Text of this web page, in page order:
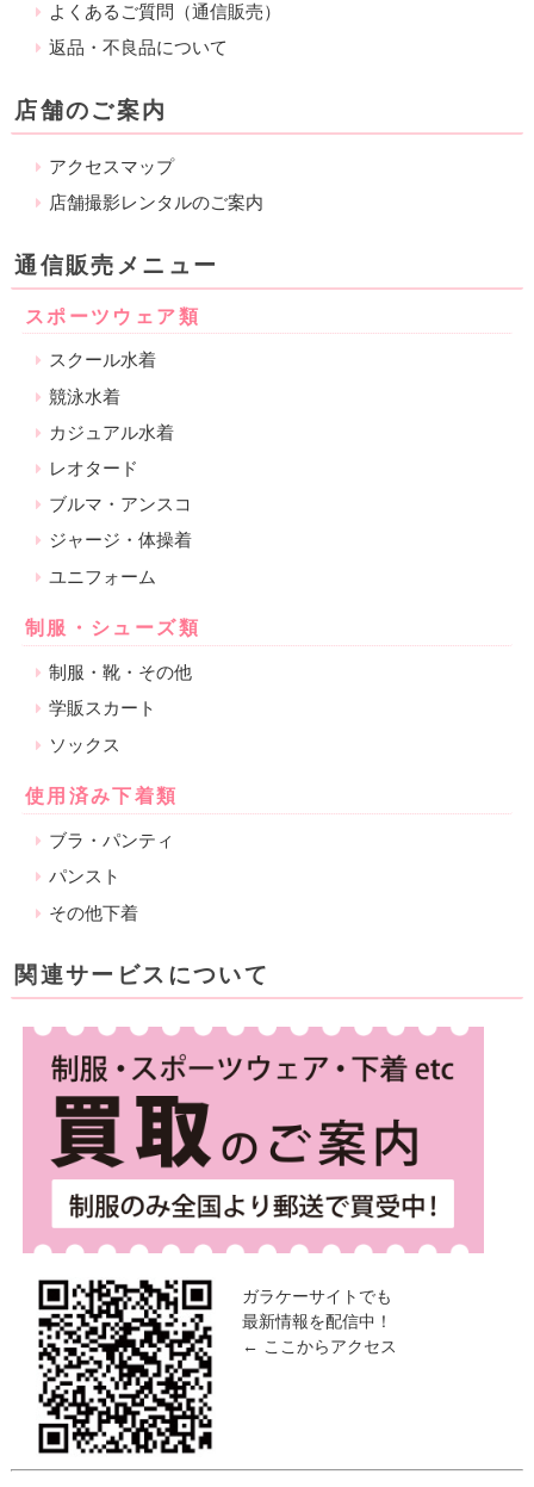
よくあるご質問（通信販売）
返品・不良品について
店舗のご案内
アクセスマップ
店舗撮影レンタルのご案内
通信販売メニュー
スポーツウェア類
スクール水着
競泳水着
カジュアル水着
レオタード
ブルマ・アンスコ
ジャージ・体操着
ユニフォーム
制服・シューズ類
制服・靴・その他
学販スカート
ソックス
使用済み下着類
ブラ・パンティ
パンスト
その他下着
関連サービスについて
ガラケーサイトでも
最新情報を配信中！
← ここからアクセス